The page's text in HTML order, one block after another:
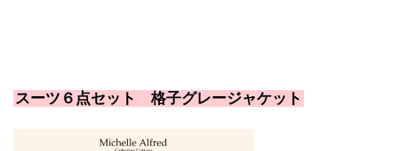
スーツ６点セット 格子グレージャケット